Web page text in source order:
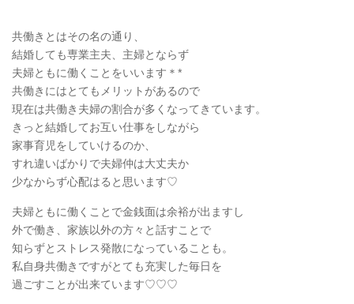
共働きとはその名の通り、
結婚しても専業主夫、主婦とならず
夫婦ともに働くことをいいます＊*
共働きにはとてもメリットがあるので
現在は共働き夫婦の割合が多くなってきています。
きっと結婚してお互い仕事をしながら
家事育児をしていけるのか、
すれ違いばかりで夫婦仲は大丈夫か
少なからず心配はると思います♡
夫婦ともに働くことで金銭面は余裕が出ますし
外で働き、家族以外の方々と話すことで
知らずとストレス発散になっていることも。
私自身共働きですがとても充実した毎日を
過ごすことが出来ています♡♡♡